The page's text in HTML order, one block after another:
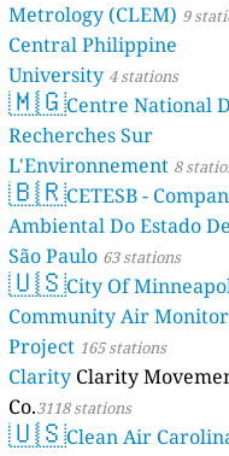
Metrology (CLEM) 9
Central Philippine
University 4 stations
🇲🇬Centre National
Recherches Sur
L'Environnement 8
🇧🇷CETESB -
Ambiental Do Estado De
São Paulo 63 stations
🇺🇸City Of
Community Air
Project 165 stations
Clarity Clarity
Co.3118 stations
🇺🇸Clean Air